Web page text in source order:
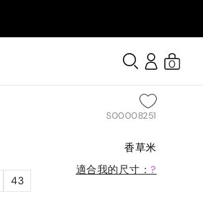
0
S00008251
香草米
43
適合我的尺寸：?